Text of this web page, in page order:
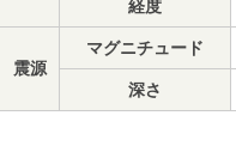
経度
震源
マグニチュード
深さ